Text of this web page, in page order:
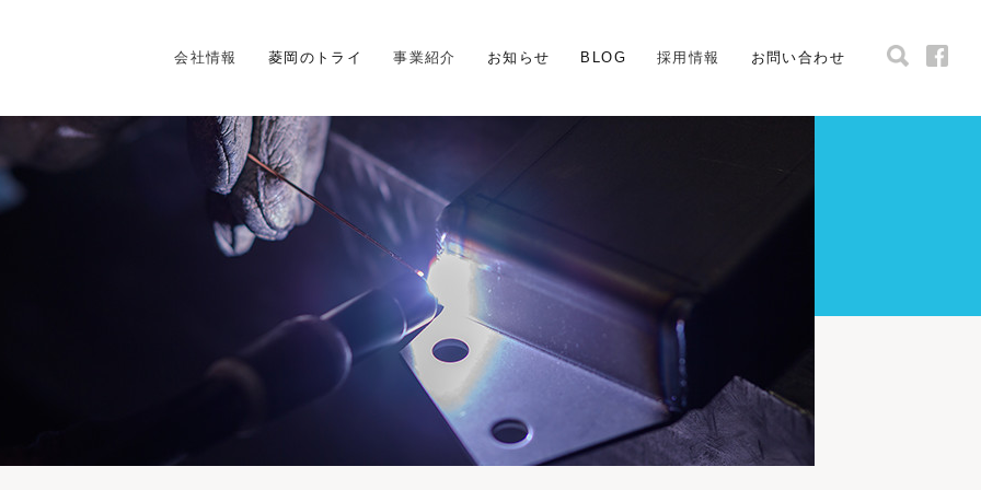
会社情報 菱岡のトライ 事業紹介 お知らせ BLOG 採用情報 お問い合わせ